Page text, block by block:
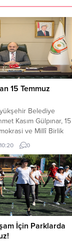
15 Temmuz
Belediye
Kasım Gülpınar, 15
ve Millî Birlik
bir mesaj
Temmuz’un milli
karşı cesaretle
demokrasi
vurgulayan
“Milletimizin ikinci
olan 15 Temmuz
Millî Birlik Günü’müz
kullandı....
0
İçin Parklarda